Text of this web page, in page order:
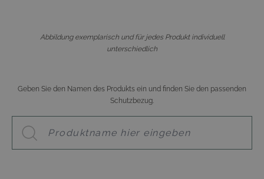
Abbildung exemplarisch und für jedes Produkt individuell
unterschiedlich
Geben Sie den Namen des Produkts ein und finden Sie den passenden
Schutzbezug.